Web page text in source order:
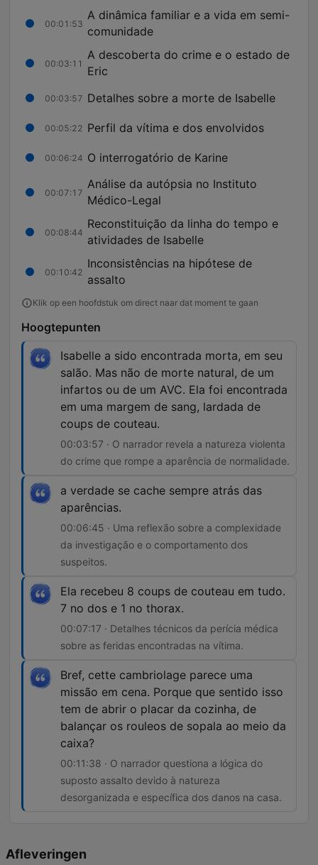
00:01:53
A dinâmica familiar e a vida em semi-
comunidade
00:03:11
A descoberta do crime e o estado de
Eric
00:03:57 Detalhes sobre a morte de Isabelle
00:05:22 Perfil da vítima e dos envolvidos
00:06:24 O interrogatório de Karine
00:07:17
Análise da autópsia no Instituto
Médico-Legal
00:08:44
Reconstituição da linha do tempo e
atividades de Isabelle
00:10:42
Inconsistências na hipótese de
assalto
Klik op een hoofdstuk om direct naar dat moment te gaan
Hoogtepunten
Isabelle a sido encontrada morta, em seu
salão. Mas não de morte natural, de um
infartos ou de um AVC. Ela foi encontrada
em uma margem de sang, lardada de
coups de couteau.
00:03:57 · O narrador revela a natureza violenta
do crime que rompe a aparência de normalidade.
a verdade se cache sempre atrás das
aparências.
00:06:45 · Uma reflexão sobre a complexidade
da investigação e o comportamento dos
suspeitos.
Ela recebeu 8 coups de couteau em tudo.
7 no dos e 1 no thorax.
00:07:17 · Detalhes técnicos da perícia médica
sobre as feridas encontradas na vítima.
Bref, cette cambriolage parece uma
missão em cena. Porque que sentido isso
tem de abrir o placar da cozinha, de
balançar os rouleos de sopala ao meio da
caixa?
00:11:38 · O narrador questiona a lógica do
suposto assalto devido à natureza
desorganizada e específica dos danos na casa.
Afleveringen